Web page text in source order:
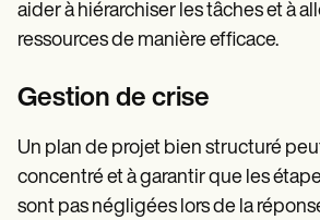
aider à hiérarchiser les tâches et à
ressources de manière efficace.
Gestion de crise
Un plan de projet bien structuré
concentré et à garantir que les
sont pas négligées lors de la